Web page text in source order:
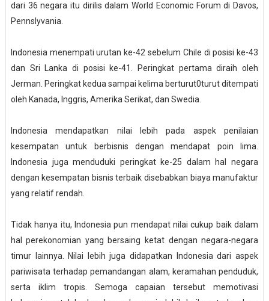
dari 36 negara itu dirilis dalam World Economic Forum di Davos,
Pennslyvania.
Indonesia menempati urutan ke-42 sebelum Chile di posisi ke-43
dan Sri Lanka di posisi ke-41. Peringkat pertama diraih oleh
Jerman. Peringkat kedua sampai kelima berturut0turut ditempati
oleh Kanada, Inggris, Amerika Serikat, dan Swedia.
Indonesia mendapatkan nilai lebih pada aspek penilaian
kesempatan untuk berbisnis dengan mendapat poin lima.
Indonesia juga menduduki peringkat ke-25 dalam hal negara
dengan kesempatan bisnis terbaik disebabkan biaya manufaktur
yang relatif rendah.
Tidak hanya itu, Indonesia pun mendapat nilai cukup baik dalam
hal perekonomian yang bersaing ketat dengan negara-negara
timur lainnya. Nilai lebih juga didapatkan Indonesia dari aspek
pariwisata terhadap pemandangan alam, keramahan penduduk,
serta iklim tropis. Semoga capaian tersebut memotivasi